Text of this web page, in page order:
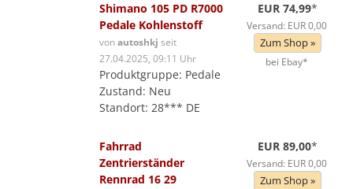
Shimano 105 PD R7000
Pedale Kohlenstoff
vonautoshkj seit
27.04.2025, 09:11 Uhr
Produktgruppe: Pedale
Zustand: Neu
Standort: 28*** DE
EUR 74,99*
Versand: EUR 0,00
Zum Shop »
bei Ebay*
Fahrrad
Zentrierständer
Rennrad 16 29
EUR 89,00*
Versand: EUR 0,00
Zum Shop »